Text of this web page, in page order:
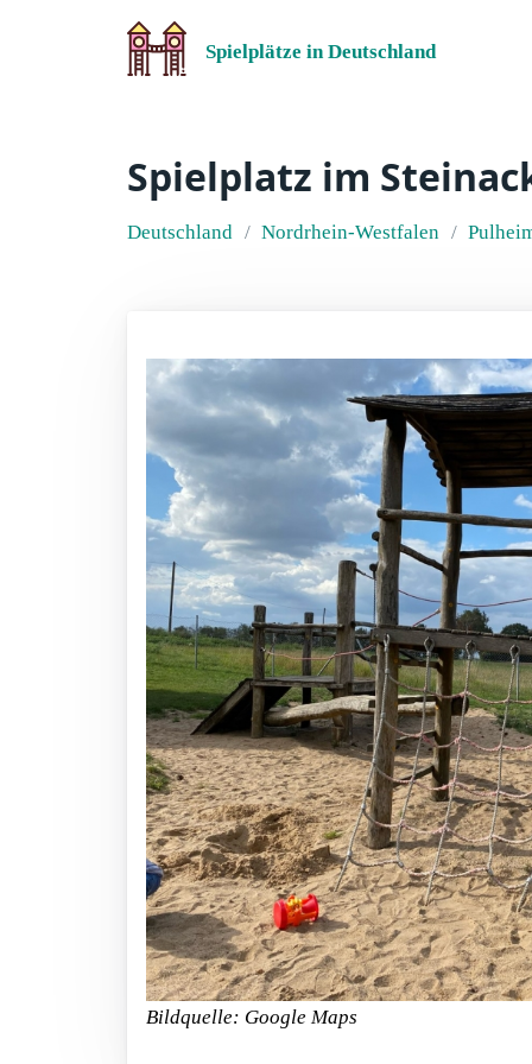
Spielplätze in Deutschland
Spielplatz im
Deutschland Nordrhein-Westfalen
Bildquelle: Google Maps